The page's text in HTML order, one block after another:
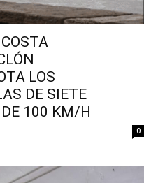
LOS
DE SIETE
DE 100 KM/H
0